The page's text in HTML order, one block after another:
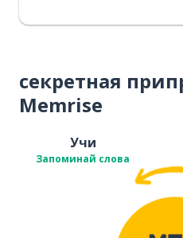
секретная
Memrise
Учи
Запоминай слова